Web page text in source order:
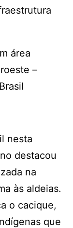
área
–
nesta
destacou
na
às aldeias.
o cacique,
que